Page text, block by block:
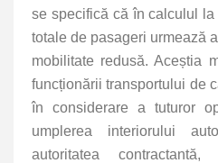
se specifică că în calculul
totale de pasageri urmează
mobilitate redusă. Aceștia
funcționării transportului de
în considerare a tuturor
umplerea interiorului
autoritatea